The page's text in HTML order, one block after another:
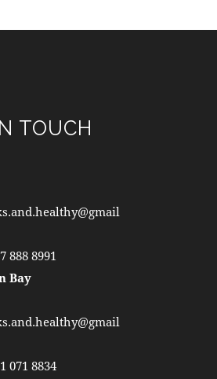
TOUCH
888 8991
Bay
071 8834